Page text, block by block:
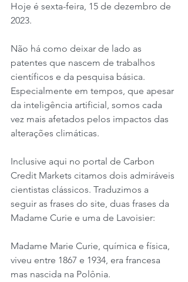
Hoje é sexta-feira, 15 de dezembro de
2023.
Não há como deixar de lado as
patentes que nascem de trabalhos
científicos e da pesquisa básica.
Especialmente em tempos, que apesar
da inteligência artificial, somos cada
vez mais afetados pelos impactos das
alterações climáticas.
Inclusive aqui no portal de Carbon
Credit Markets citamos dois admiráveis
cientistas clássicos. Traduzimos a
seguir as frases do site, duas frases da
Madame Curie e uma de Lavoisier:
Madame Marie Curie, química e física,
viveu entre 1867 e 1934, era francesa
mas nascida na Polônia.